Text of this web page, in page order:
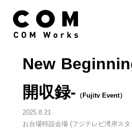
New
開収録- （Fujitv Event）
2025.8.21
お台場特設会場 (フジテレビ湾岸スタ